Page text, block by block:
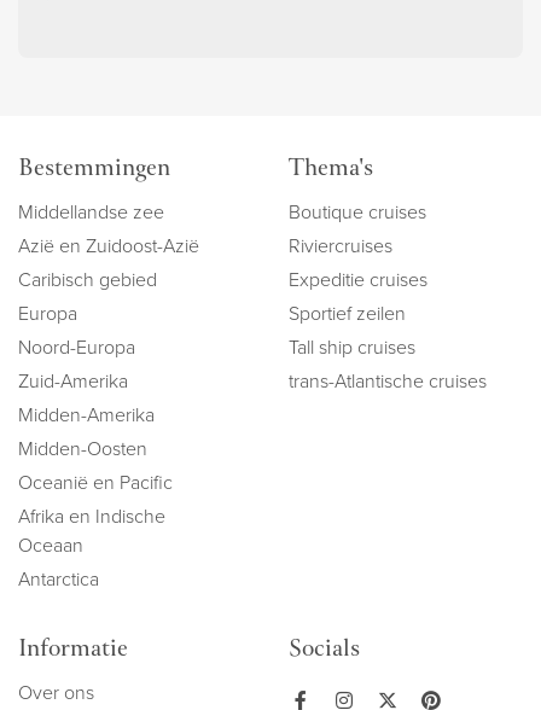
Bestemmingen
Middellandse zee
Azië en Zuidoost-Azië
Caribisch gebied
Europa
Noord-Europa
Zuid-Amerika
Midden-Amerika
Midden-Oosten
Oceanië en Pacific
Afrika en Indische
Oceaan
Antarctica
Thema's
Boutique cruises
Riviercruises
Expeditie cruises
Sportief zeilen
Tall ship cruises
trans-Atlantische cruises
Informatie
Over ons
Socials